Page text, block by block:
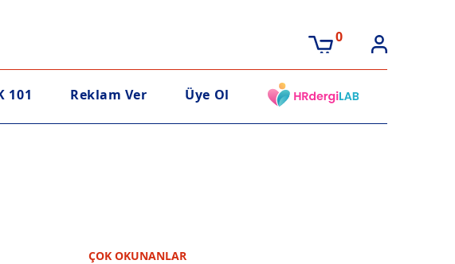
0
101 Reklam Ver Üye Ol
ÇOK OKUNANLAR